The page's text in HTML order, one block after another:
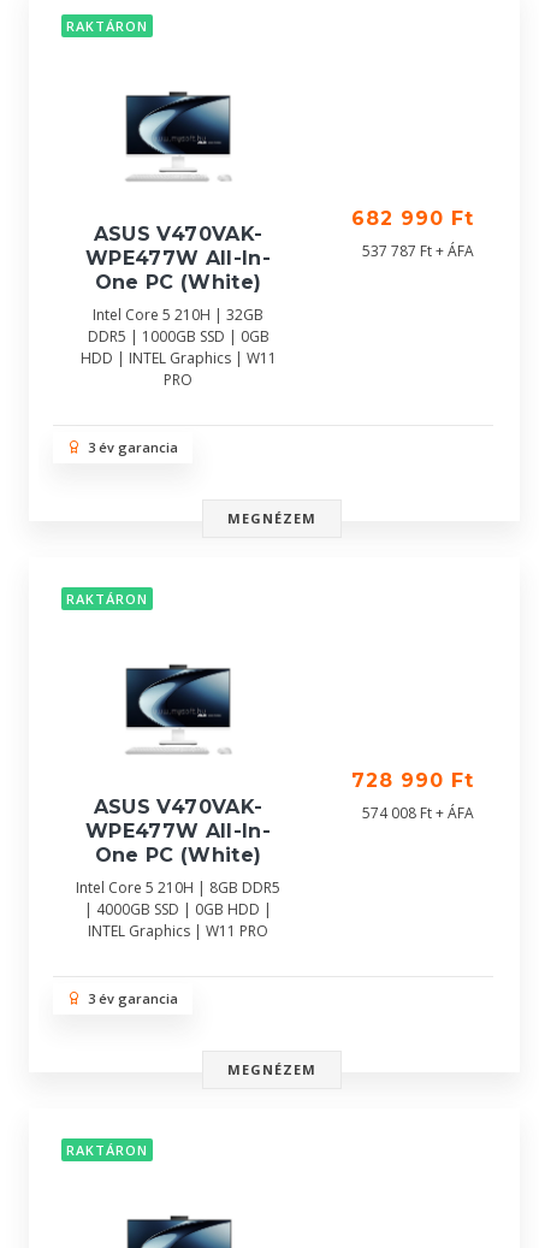
RAKTÁRON
ASUS V470VAK-
WPE477W All-In-
One PC (White)
Intel Core 5 210H | 32GB
DDR5 | 1000GB SSD | 0GB
HDD | INTEL Graphics | W11
PRO
682 990 Ft
537 787 Ft + ÁFA
3 év garancia
MEGNÉZEM
RAKTÁRON
ASUS V470VAK-
WPE477W All-In-
One PC (White)
Intel Core 5 210H | 8GB DDR5
| 4000GB SSD | 0GB HDD |
INTEL Graphics | W11 PRO
728 990 Ft
574 008 Ft + ÁFA
3 év garancia
MEGNÉZEM
RAKTÁRON